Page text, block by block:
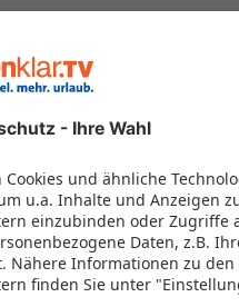
einem Paket kombiniert